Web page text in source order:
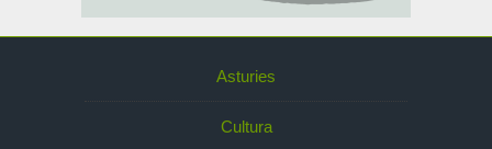
Asturies
Cultura